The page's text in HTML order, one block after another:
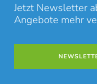
Jetzt Newsletter
Angebote mehr